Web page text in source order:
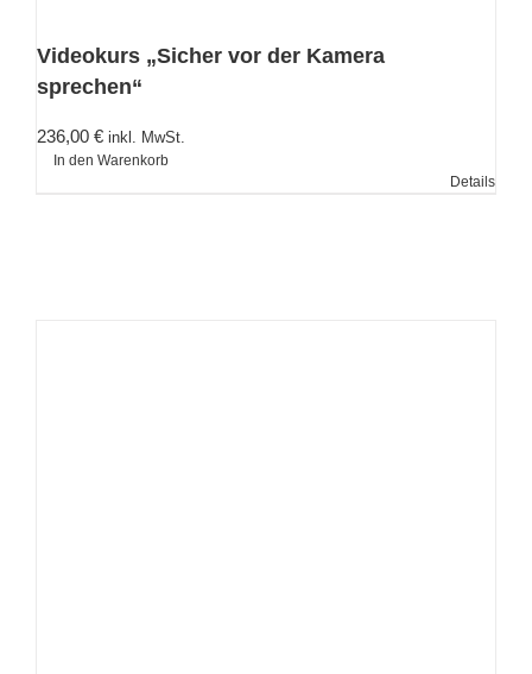
Videokurs „Sicher vor der Kamera
sprechen“
236,00 € inkl. MwSt.
In den Warenkorb
Details